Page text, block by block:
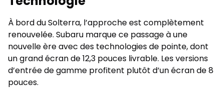
À bord du Solterra, l’approche est complètement
renouvelée. Subaru marque ce passage à une
nouvelle ère avec des technologies de pointe, dont
un grand écran de 12,3 pouces livrable. Les versions
d’entrée de gamme profitent plutôt d’un écran de 8
pouces.